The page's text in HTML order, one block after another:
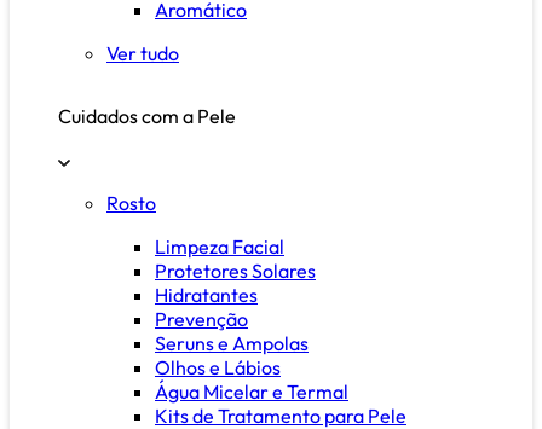
Aromático
Ver tudo
Cuidados com a Pele
Rosto
Limpeza Facial
Protetores Solares
Hidratantes
Prevenção
Seruns e Ampolas
Olhos e Lábios
Água Micelar e Termal
Kits de Tratamento para Pele